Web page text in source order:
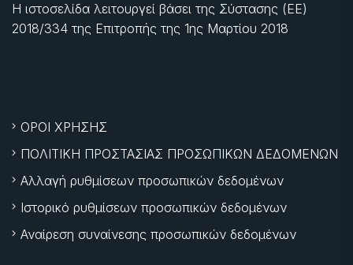
Η ιστοσελίδα λειτουργεί βάσει της Σύστασης (ΕΕ)
2018/334 της Επιτροπής της 1ης Μαρτίου 2018
ΟΡΟΙ ΧΡΗΣΗΣ
ΠΟΛΙΤΙΚΗ ΠΡΟΣΤΑΣΙΑΣ ΠΡΟΣΩΠΙΚΩΝ ΔΕΔΟΜΕΝΩΝ
Αλλαγή ρυθμίσεων προσωπικών δεδομένων
Ιστορικό ρυθμίσεων προσωπικών δεδομένων
Αναίρεση συναίνεσης προσωπικών δεδομένων